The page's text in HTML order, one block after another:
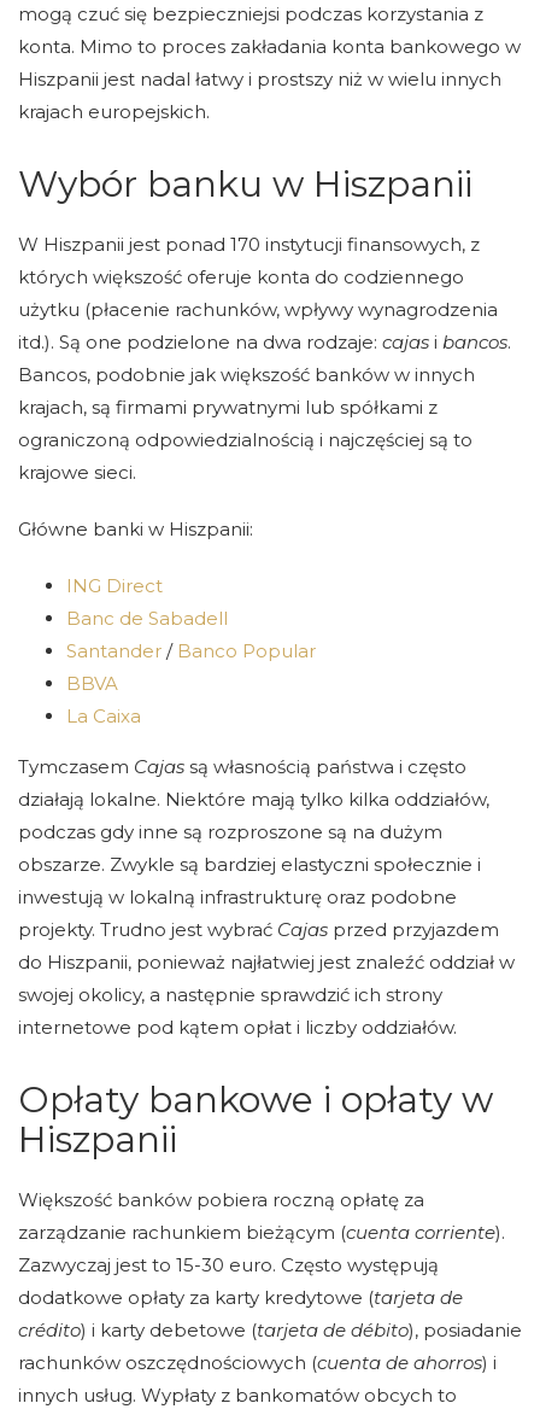
mogą czuć się bezpieczniejsi podczas korzystania z
konta. Mimo to proces zakładania konta bankowego w
Hiszpanii jest nadal łatwy i prostszy niż w wielu innych
krajach europejskich.
Wybór banku w Hiszpanii
W Hiszpanii jest ponad 170 instytucji finansowych, z
których większość oferuje konta do codziennego
użytku (płacenie rachunków, wpływy wynagrodzenia
itd.). Są one podzielone na dwa rodzaje: cajas i bancos.
Bancos, podobnie jak większość banków w innych
krajach, są firmami prywatnymi lub spółkami z
ograniczoną odpowiedzialnością i najczęściej są to
krajowe sieci.
Główne banki w Hiszpanii:
ING Direct
Banc de Sabadell
Santander / Banco Popular
BBVA
La Caixa
Tymczasem Cajas są własnością państwa i często
działają lokalne. Niektóre mają tylko kilka oddziałów,
podczas gdy inne są rozproszone są na dużym
obszarze. Zwykle są bardziej elastyczni społecznie i
inwestują w lokalną infrastrukturę oraz podobne
projekty. Trudno jest wybrać Cajas przed przyjazdem
do Hiszpanii, ponieważ najłatwiej jest znaleźć oddział w
swojej okolicy, a następnie sprawdzić ich strony
internetowe pod kątem opłat i liczby oddziałów.
Opłaty bankowe i opłaty w
Hiszpanii
Większość banków pobiera roczną opłatę za
zarządzanie rachunkiem bieżącym (cuenta corriente).
Zazwyczaj jest to 15-30 euro. Często występują
dodatkowe opłaty za karty kredytowe (tarjeta de
crédito) i karty debetowe (tarjeta de débito), posiadanie
rachunków oszczędnościowych (cuenta de ahorros) i
innych usług. Wypłaty z bankomatów obcych to